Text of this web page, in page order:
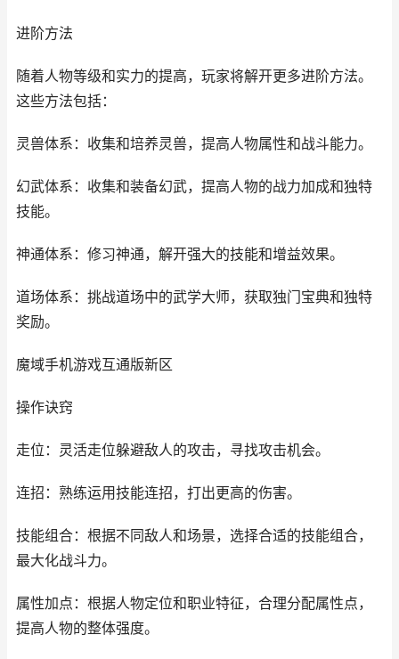
进阶方法
随着人物等级和实力的提高，玩家将解开更多进阶方法。
这些方法包括：
灵兽体系：收集和培养灵兽，提高人物属性和战斗能力。
幻武体系：收集和装备幻武，提高人物的战力加成和独特
技能。
神通体系：修习神通，解开强大的技能和增益效果。
道场体系：挑战道场中的武学大师，获取独门宝典和独特
奖励。
魔域手机游戏互通版新区
操作诀窍
走位：灵活走位躲避敌人的攻击，寻找攻击机会。
连招：熟练运用技能连招，打出更高的伤害。
技能组合：根据不同敌人和场景，选择合适的技能组合，
最大化战斗力。
属性加点：根据人物定位和职业特征，合理分配属性点，
提高人物的整体强度。